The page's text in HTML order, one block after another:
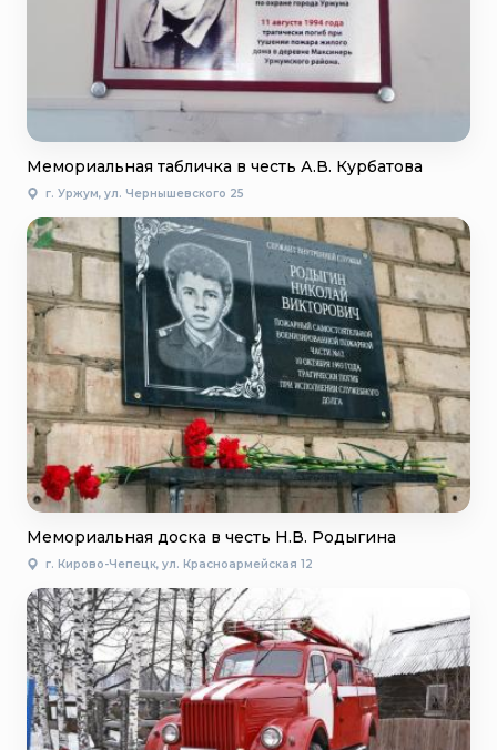
Мемориальная табличка в честь А.В. Курбатова
г. Уржум, ул. Чернышевского 25
Мемориальная доска в честь Н.В. Родыгина
г. Кирово-Чепецк, ул. Красноармейская 12